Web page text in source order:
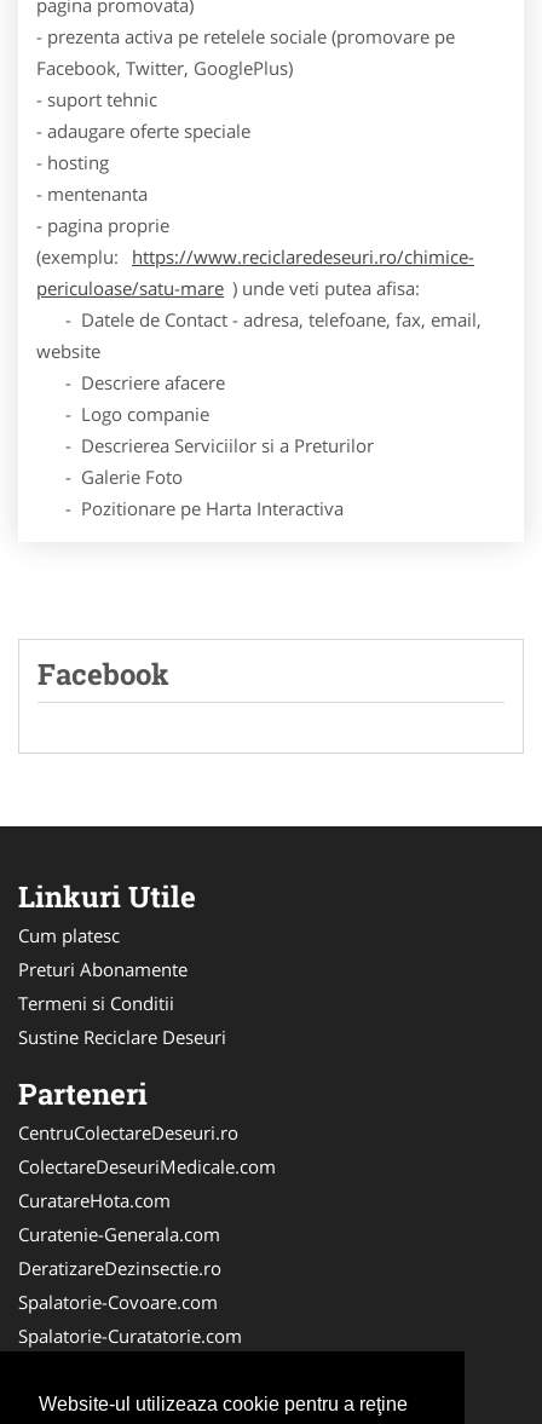
Website-ul utilizeaza cookie pentru a reţine
pagina promovata)
- prezenta activa pe retelele sociale (promovare pe
Facebook, Twitter, GooglePlus)
- suport tehnic
- adaugare oferte speciale
- hosting
- mentenanta
- pagina proprie
(exemplu:
https://www.reciclaredeseuri.ro/chimice-
periculoase/satu-mare ) unde veti putea afisa:
- Datele de Contact - adresa, telefoane, fax, email,
website
- Descriere afacere
- Logo companie
- Descrierea Serviciilor si a Preturilor
- Galerie Foto
- Pozitionare pe Harta Interactiva
Facebook
Linkuri Utile
Cum platesc
Preturi Abonamente
Termeni si Conditii
Sustine Reciclare Deseuri
Parteneri
CentruColectareDeseuri.ro
ColectareDeseuriMedicale.com
CuratareHota.com
Curatenie-Generala.com
DeratizareDezinsectie.ro
Spalatorie-Covoare.com
Spalatorie-Curatatorie.com
FirmaDeratizare.ro